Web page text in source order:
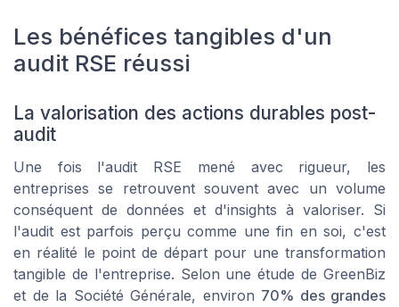
Les bénéfices tangibles d'un
audit RSE réussi
La valorisation des actions durables post-
audit
Une fois l'audit RSE mené avec rigueur, les
entreprises se retrouvent souvent avec un volume
conséquent de données et d'insights à valoriser. Si
l'audit est parfois perçu comme une fin en soi, c'est
en réalité le point de départ pour une transformation
tangible de l'entreprise. Selon une étude de GreenBiz
et de la Société Générale, environ 70% des grandes